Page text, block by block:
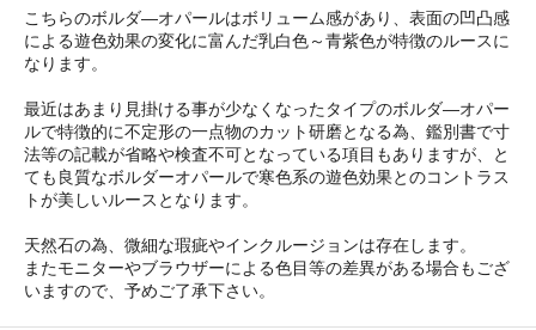
こちらのボルダ―オパールはボリューム感があり、表面の凹凸感
による遊色効果の変化に富んだ乳白色～青紫色が特徴のルースに
なります。
最近はあまり見掛ける事が少なくなったタイプのボルダ―オパー
ルで特徴的に不定形の一点物のカット研磨となる為、鑑別書で寸
法等の記載が省略や検査不可となっている項目もありますが、と
ても良質なボルダーオパールで寒色系の遊色効果とのコントラス
トが美しいルースとなります。
天然石の為、微細な瑕疵やインクルージョンは存在します。
またモニターやブラウザーによる色目等の差異がある場合もござ
いますので、予めご了承下さい。